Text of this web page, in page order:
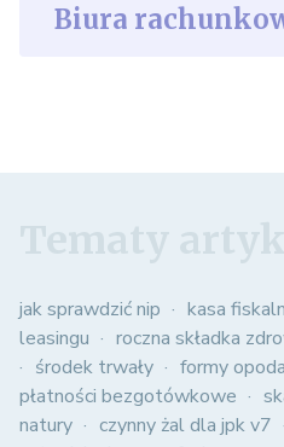
Biura
jak sprawdzić nip kasa
leasingu
roczna składka
środek trwały
formy
płatności bezgotówkowe
natury
czynny żal dla jpk v7